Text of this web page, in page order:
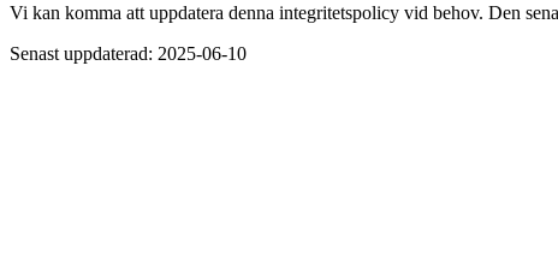
Vi kan komma att uppdatera denna integritetspolicy vid behov. Den
Senast uppdaterad: 2025-06-10